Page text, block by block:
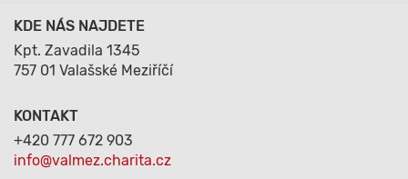
KDE NÁS NAJDETE
Kpt. Zavadila 1345
757 01 Valašské Meziříčí
KONTAKT
+420 777 672 903
info@valmez.charita.cz